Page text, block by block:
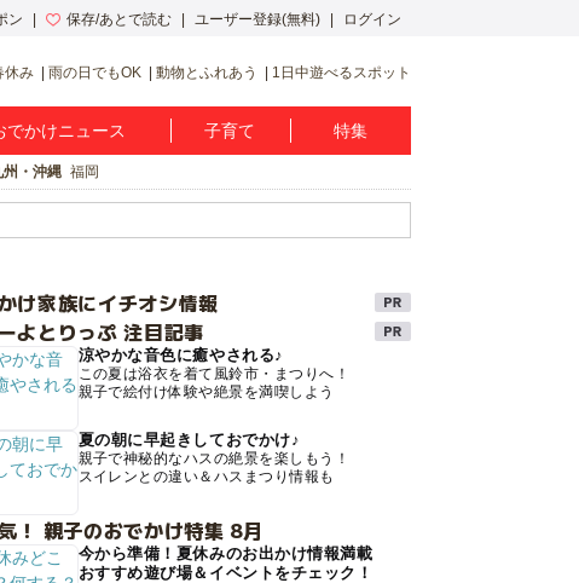
ン 保存/あとで読む ユーザー登録(無料) ログイン
休み 雨の日でもOK 動物とふれあう 1日中遊べるスポット
でかけニュース 子育て 特集
州・沖縄 福岡
け家族にイチオシ情報
よとりっぷ 注目記事
涼やかな音色に癒やされる♪
この夏は浴衣を着て風鈴市・まつりへ！
親子で絵付け体験や絶景を満喫しよう
夏の朝に早起きしておでかけ♪
親子で神秘的なハスの絶景を楽しもう！
スイレンとの違い＆ハスまつり情報も
！ 親子のおでかけ特集 8月
今から準備！夏休みのお出かけ情報満載
おすすめ遊び場＆イベントをチェック！